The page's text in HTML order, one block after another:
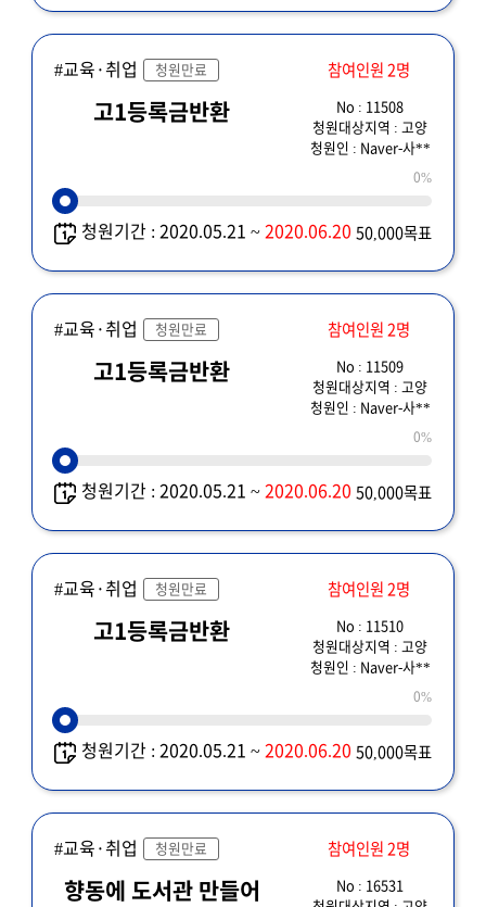
#교육·취업 청원만료 참여인원 2명
고1등록금반환
No : 11508
청원대상지역 : 고양
청원인 : Naver-사**
0%
청원기간 : 2020.05.21 ~2020.06.20 50,000목표
#교육·취업 청원만료 참여인원 2명
고1등록금반환
No : 11509
청원대상지역 : 고양
청원인 : Naver-사**
0%
청원기간 : 2020.05.21 ~2020.06.20 50,000목표
#교육·취업 청원만료 참여인원 2명
고1등록금반환
No : 11510
청원대상지역 : 고양
청원인 : Naver-사**
0%
청원기간 : 2020.05.21 ~2020.06.20 50,000목표
#교육·취업 청원만료 참여인원 2명
향동에 도서관 만들어
No : 16531